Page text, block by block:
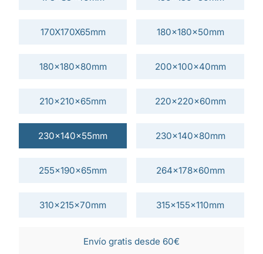
170X170X65mm 180x180x50mm
180x180x80mm 200x100x40mm
210x210x65mm 220x220x60mm
230x140x55mm 230x140x80mm
255x190x65mm 264x178x60mm
310x215x70mm 315x155x110mm
Envío gratis desde 60€